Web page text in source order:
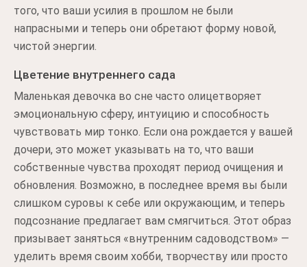
того, что ваши усилия в прошлом не были
напрасными и теперь они обретают форму новой,
чистой энергии.
Цветение внутреннего сада
Маленькая девочка во сне часто олицетворяет
эмоциональную сферу, интуицию и способность
чувствовать мир тонко. Если она рождается у вашей
дочери, это может указывать на то, что ваши
собственные чувства проходят период очищения и
обновления. Возможно, в последнее время вы были
слишком суровы к себе или окружающим, и теперь
подсознание предлагает вам смягчиться. Этот образ
призывает заняться «внутренним садоводством» —
уделить время своим хобби, творчеству или просто